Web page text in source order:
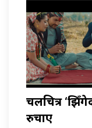
चलचित्र
रुचाए